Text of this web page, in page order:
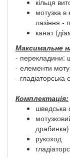
кільця
мотузка в
лазіння -
канат
Максимальне
- перекладини:
- елементи
- гладіаторська
Комплектація:
шведська
драбинка)
рукоход